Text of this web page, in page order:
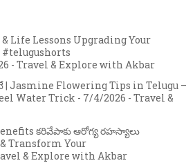
Life Lessons Upgrading Your
#telugushorts
- Travel & Explore with Akbar
Jasmine Flowering Tips in Telugu –
Water Trick - 7/4/2026 - Travel &
కరివేపాకు ఆరోగ్య రహస్యాలు
Transform Your
& Explore with Akbar